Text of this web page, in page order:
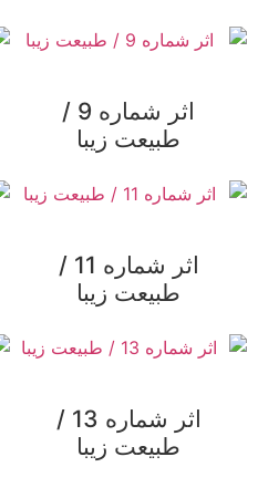
اثر شماره 9 /
طبیعت زیبا
اثر شماره 11 /
طبیعت زیبا
اثر شماره 13 /
طبیعت زیبا